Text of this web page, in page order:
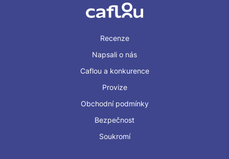
Recenze
Napsali o nás
Caflou a konkurence
Provize
Obchodní podmínky
Bezpečnost
Soukromí